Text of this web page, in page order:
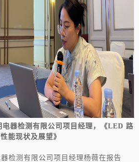
器检测有限公司项目经理，《LED 路
能现状及展望》
器检测有限公司项目经理杨薇在报告